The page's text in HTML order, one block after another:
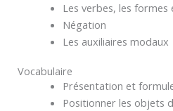
Les verbes, les formes
Négation
Les auxiliaires modaux
Vocabulaire
Présentation et
Positionner les objets